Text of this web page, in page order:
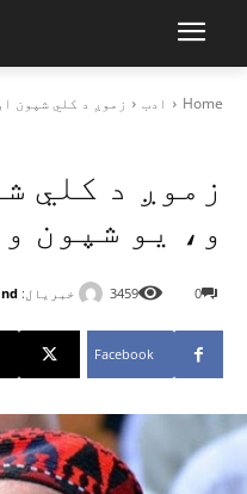
Home ادب زموږ د کلي شپون
زموږ د کلي
و، یو شپون و
خبریال: 0
3459
Facebook